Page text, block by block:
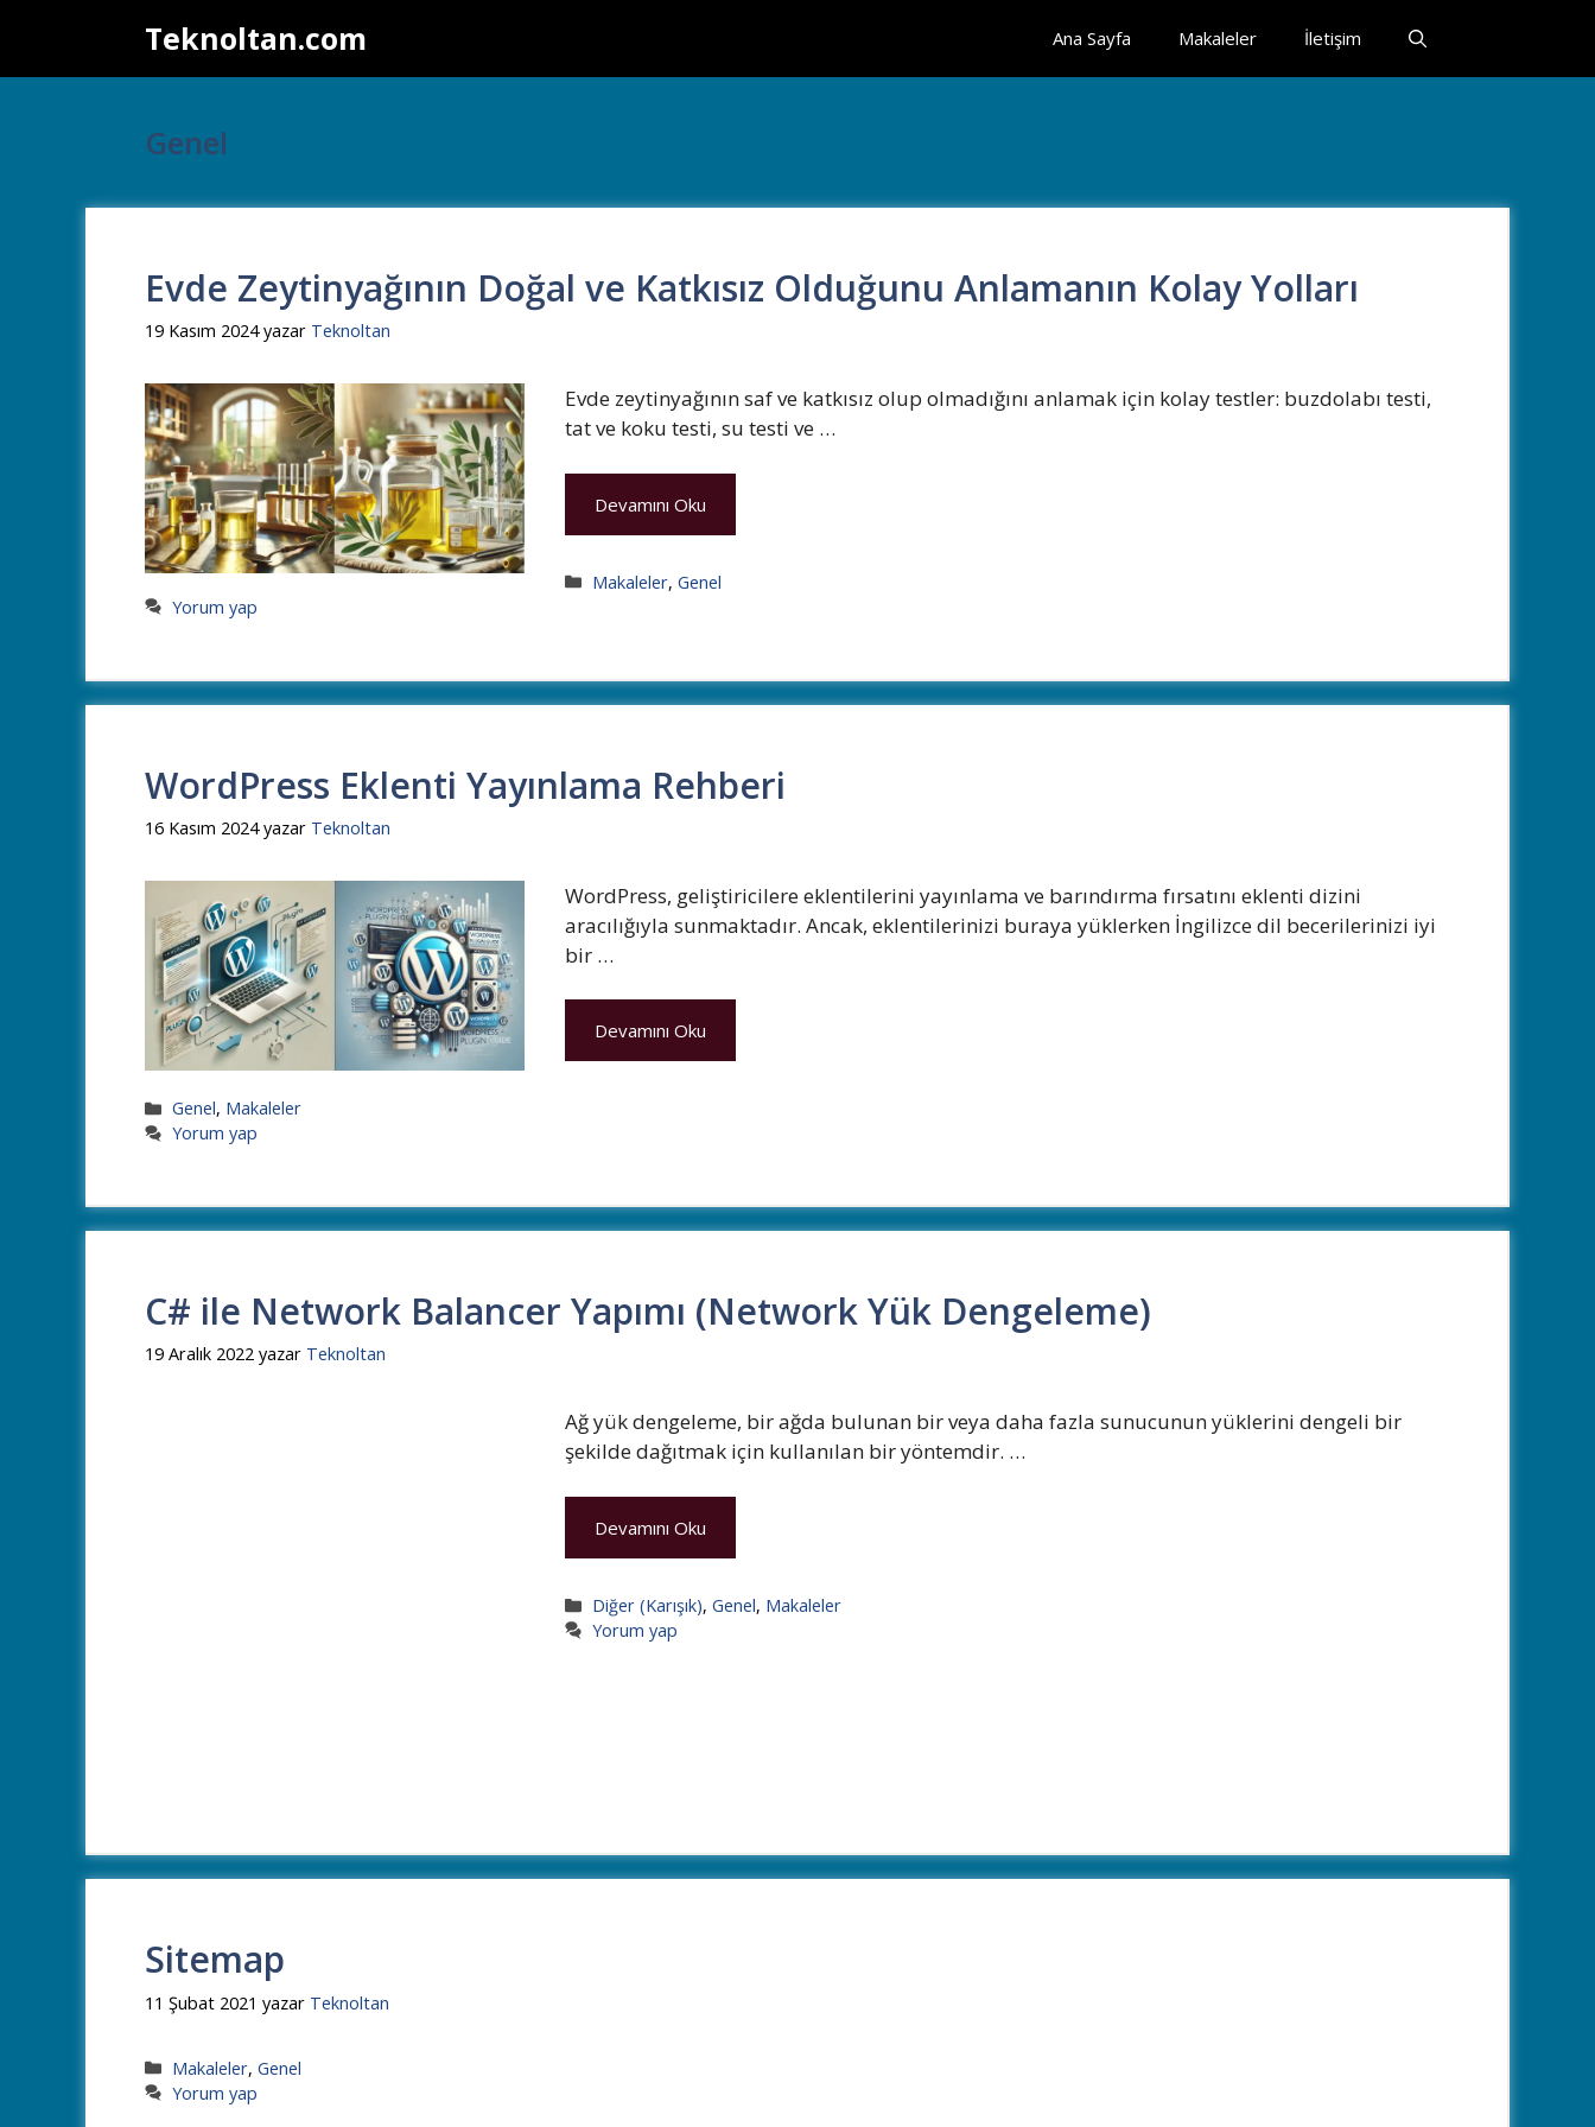
Teknoltan.com Ana Sayfa Makaleler İletişim
Genel
Evde Zeytinyağının Doğal ve Katkısız Olduğunu Anlamanın Kolay Yolları
19 Kasım 2024 yazar Teknoltan
Evde zeytinyağının saf ve katkısız olup olmadığını anlamak için kolay testler: buzdolabı testi,
tat ve koku testi, su testi ve …
Devamını Oku
Kategoriler
Makaleler,Genel
Yorum yap
WordPress Eklenti Yayınlama Rehberi
16 Kasım 2024 yazar Teknoltan
WordPress, geliştiricilere eklentilerini yayınlama ve barındırma fırsatını eklenti dizini
aracılığıyla sunmaktadır. Ancak, eklentilerinizi buraya yüklerken İngilizce dil becerilerinizi iyi
bir …
Devamını Oku
Kategoriler
Genel, Makaleler
Yorum yap
C# ile Network Balancer Yapımı (Network Yük Dengeleme)
19 Aralık 2022 yazar Teknoltan
Ağ yük dengeleme, bir ağda bulunan bir veya daha fazla sunucunun yüklerini dengeli bir
şekilde dağıtmak için kullanılan bir yöntemdir. …
Devamını Oku
Kategoriler
Diğer (Karışık),Genel, Makaleler
Yorum yap
Sitemap
11 Şubat 2021 yazar Teknoltan
Kategoriler
Makaleler,Genel
Yorum yap